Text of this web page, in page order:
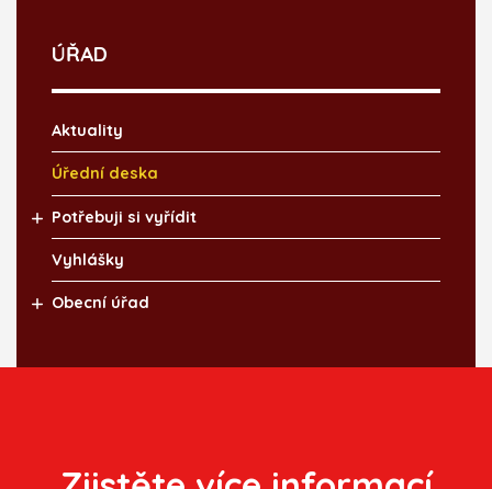
ÚŘAD
Aktuality
Úřední deska
Potřebuji si vyřídit
Vyhlášky
Obecní úřad